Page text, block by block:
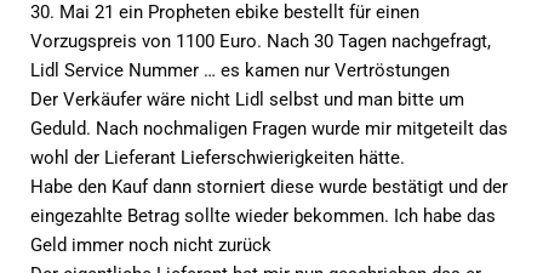
30. Mai 21 ein Propheten ebike bestellt für einen
Vorzugspreis von 1100 Euro. Nach 30 Tagen nachgefragt,
Lidl Service Nummer … es kamen nur Vertröstungen
Der Verkäufer wäre nicht Lidl selbst und man bitte um
Geduld. Nach nochmaligen Fragen wurde mir mitgeteilt das
wohl der Lieferant Lieferschwierigkeiten hätte.
Habe den Kauf dann storniert diese wurde bestätigt und der
eingezahlte Betrag sollte wieder bekommen. Ich habe das
Geld immer noch nicht zurück